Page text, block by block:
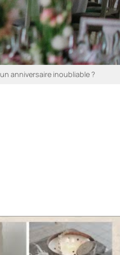
anniversaire inoubliable ?